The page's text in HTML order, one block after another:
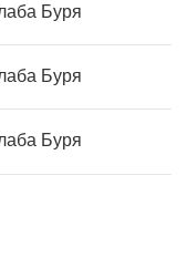
Буря
Буря
Буря